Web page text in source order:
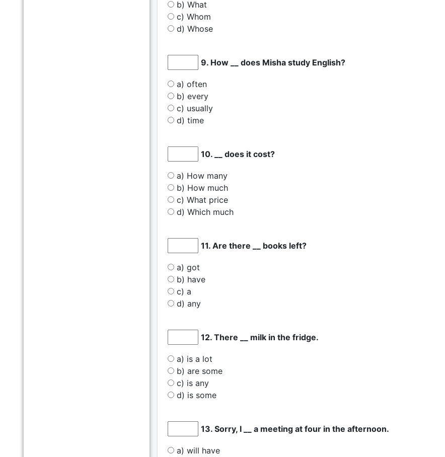
b) What
c) Whom
d) Whose
9. How __ does Misha study English?
a) often
b) every
c) usually
d) time
10. __ does it cost?
a) How many
b) How much
c) What price
d) Which much
11. Are there __ books left?
a) got
b) have
c) a
d) any
12. There __ milk in the fridge.
a) is a lot
b) are some
c) is any
d) is some
13. Sorry, I __ a meeting at four in the afternoon.
a) will have